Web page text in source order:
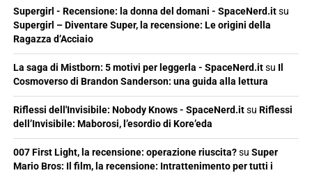
Supergirl - Recensione: la donna del domani - SpaceNerd.itsu
Supergirl – Diventare Super, la recensione: Le origini della
Ragazza d’Acciaio
La saga di Mistborn: 5 motivi per leggerla - SpaceNerd.itsu Il
Cosmoverso di Brandon Sanderson: una guida alla lettura
Riflessi dell'Invisibile: Nobody Knows - SpaceNerd.itsu Riflessi
dell’Invisibile: Maborosi, l’esordio di Kore’eda
007 First Light, la recensione: operazione riuscita?su Super
Mario Bros: Il film, la recensione: Intrattenimento per tutti i